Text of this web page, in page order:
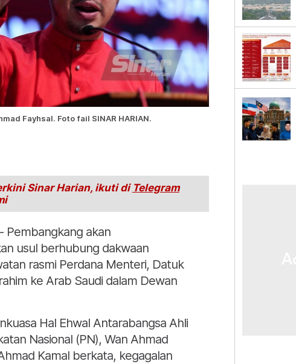
Fayhsal. Foto fail SINAR HARIAN.
Sinar Harian, ikuti di Telegram
Pembangkang akan
usul berhubung dakwaan
rasmi Perdana Menteri, Datuk
ke Arab Saudi dalam Dewan
Hal Ehwal Antarabangsa Ahli
Nasional (PN), Wan Ahmad
Kamal berkata, kegagalan